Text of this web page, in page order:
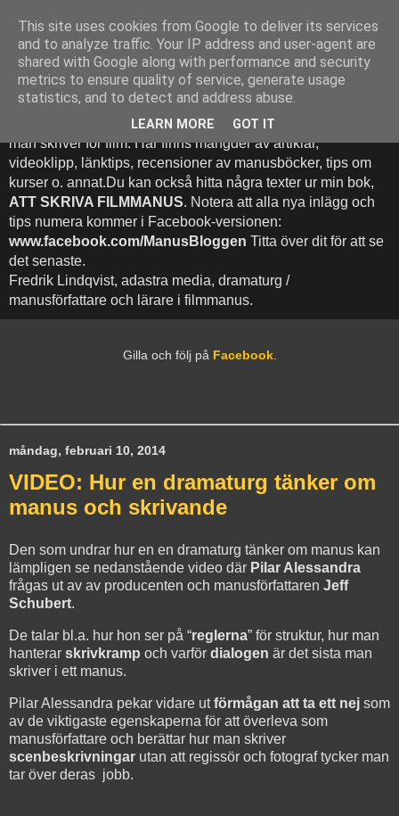
Att Skriva Filmmanus -
Bloggen
Denna blogg inehhåller runt 500 (!) inlägg med fokus på hur
man skriver för film. Här finns mängder av artiklar,
videoklipp, länktips, recensioner av manusböcker, tips om
kurser o. annat.Du kan också hitta några texter ur min bok,
ATT SKRIVA FILMMANUS. Notera att alla nya inlägg och
tips numera kommer i Facebook-versionen:
www.facebook.com/ManusBloggen Titta över dit för att se
det senaste.
Fredrik Lindqvist, adastra media, dramaturg /
manusförfattare och lärare i filmmanus.
Gilla och följ på Facebook.
måndag, februari 10, 2014
VIDEO: Hur en dramaturg tänker om
manus och skrivande
Den som undrar hur en en dramaturg tänker om manus kan
lämpligen se nedanstående video där Pilar Alessandra
frågas ut av av producenten och manusförfattaren Jeff
Schubert.
De talar bl.a. hur hon ser på “reglerna” för struktur, hur man
hanterar skrivkramp och varför dialogen är det sista man
skriver i ett manus.
Pilar Alessandra pekar vidare utförmågan att ta ett nej som
av de viktigaste egenskaperna för att överleva som
manusförfattare och berättar hur man skriver
scenbeskrivningar utan att regissör och fotograf tycker man
tar över deras jobb.
This site uses cookies from Google to deliver its services
and to analyze traffic. Your IP address and user-agent are
shared with Google along with performance and security
metrics to ensure quality of service, generate usage
statistics, and to detect and address abuse.
LEARN MORE GOT IT